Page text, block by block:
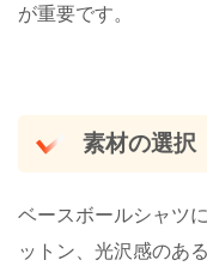
が重要です。
素材の選択
ベースボールシャツ
ットン、光沢感のあ